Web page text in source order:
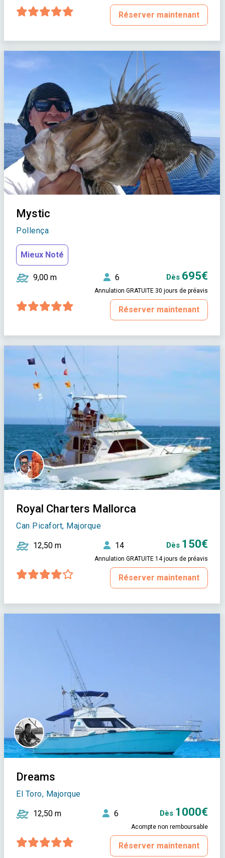
Réserver maintenant
Mystic
Pollença
Mieux Noté
9,00 m 6 Dès 695€
Annulation GRATUITE 30 jours de préavis
Réserver maintenant
Royal Charters Mallorca
Can Picafort, Majorque
12,50 m 14 Dès 150€
Annulation GRATUITE 14 jours de préavis
Réserver maintenant
Dreams
El Toro, Majorque
12,50 m 6 Dès 1000€
Acompte non remboursable
Réserver maintenant